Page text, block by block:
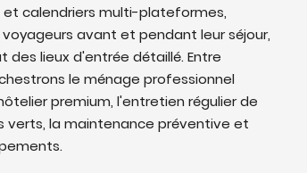
calendriers multi-plateformes,
avant et pendant leur séjour,
des lieux d'entrée détaillé. Entre
le ménage professionnel
premium, l'entretien régulier de
verts, la maintenance préventive et